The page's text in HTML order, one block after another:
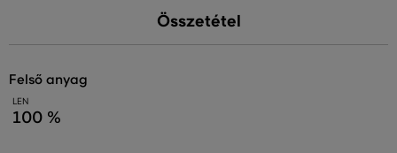
Összetétel
felső anyag
LEN
100 %